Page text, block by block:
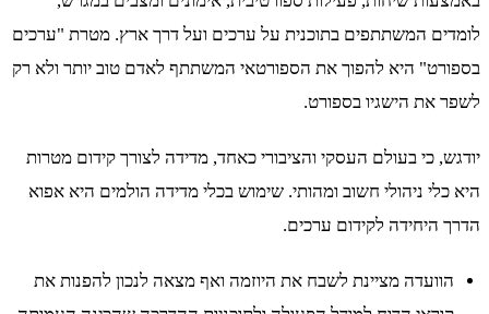
לומדים המשתתפים בתוכנית על ערכים ועל דרך ארץ. מטרת "ערכים
בספורט" היא להפוך את הספורטאי המשתתף לאדם טוב יותר ולא רק
לשפר את הישגיו בספורט.
יודגש, כי בעולם העסקי והציבורי כאחד, מדידה לצורך קידום מטרות
היא כלי ניהולי חשוב ומהותי. שימוש בכלי מדידה הולמים היא אפוא
הדרך היחידה לקידום ערכים.
הוועדה מציינת לשבח את היוזמה ואף מצאה לנכון להפנות את